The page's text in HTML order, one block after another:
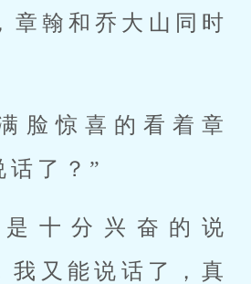
章翰和乔大山同时
脸惊喜的看着章
话了？”
十分兴奋的说
我又能说话了，真